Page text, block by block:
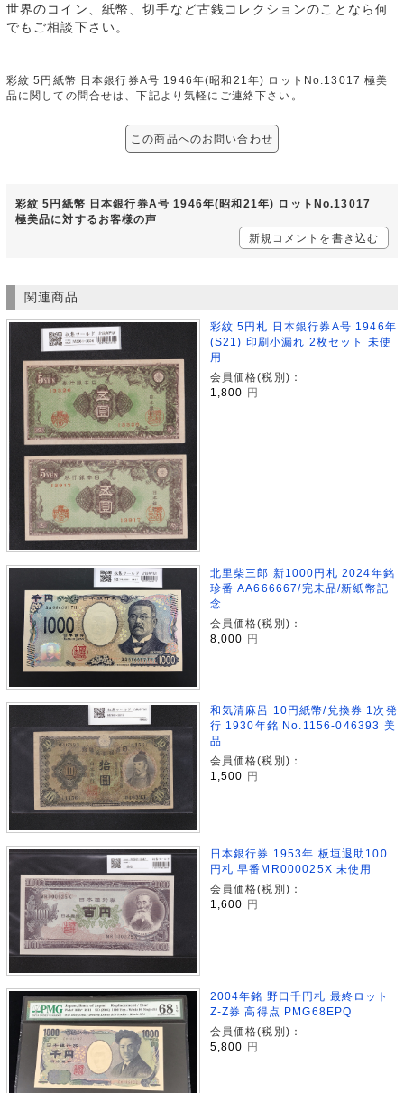
世界のコイン、紙幣、切手など古銭コレクションのことなら何
でもご相談下さい。
彩紋 5円紙幣 日本銀行券A号 1946年(昭和21年) ロットNo.13017 極美
品に関しての問合せは、下記より気軽にご連絡下さい。
この商品へのお問い合わせ
彩紋 5円紙幣 日本銀行券A号 1946年(昭和21年) ロットNo.13017
極美品に対するお客様の声
新規コメントを書き込む
関連商品
彩紋 5円札 日本銀行券A号 1946年
(S21) 印刷小漏れ 2枚セット 未使
用
会員価格(税別)：
1,800
円
北里柴三郎 新1000円札 2024年銘
珍番 AA666667/完未品/新紙幣記
念
会員価格(税別)：
8,000 円
和気清麻呂 10円紙幣/兌換券 1次発
行 1930年銘 No.1156-046393 美
品
会員価格(税別)：
1,500
円
日本銀行券 1953年 板垣退助100
円札 早番MR000025X 未使用
会員価格(税別)：
1,600
円
2004年銘 野口千円札 最終ロット
Z-Z券 高得点 PMG68EPQ
会員価格(税別)：
5,800 円